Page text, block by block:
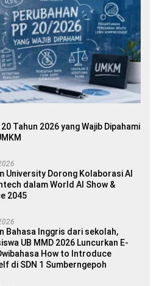
Tahun 2026 yang Wajib Dipahami
University Dorong Kolaborasi AI
dalam World AI Show &
2045
Bahasa Inggris dari sekolah,
UB MMD 2026 Luncurkan E-
How to Introduce
di SDN 1 Sumberngepoh